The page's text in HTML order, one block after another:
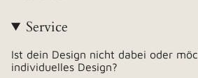
Service
Ist dein Design nicht dabei oder
individuelles Design?